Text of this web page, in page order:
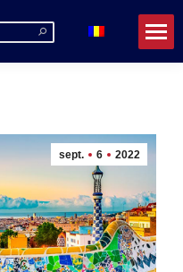
sept. 6 2022